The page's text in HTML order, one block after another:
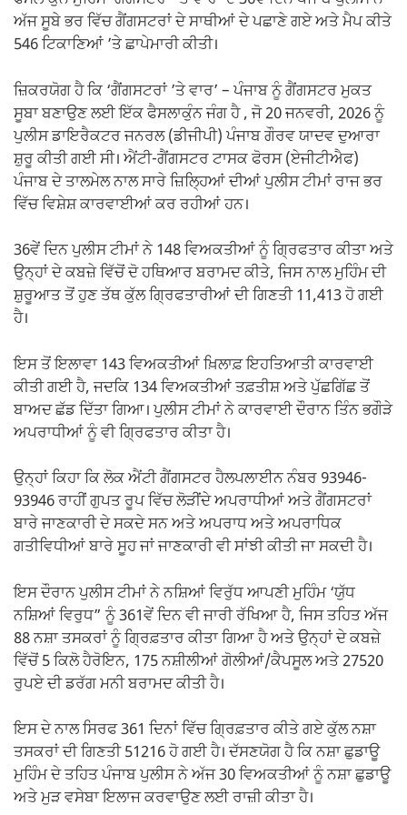
ਅੱਜ ਸੂਬੇ ਭਰ ਵਿੱਚ ਗੈਂਗਸਟਰਾਂ ਦੇ ਸਾਥੀਆਂ ਦੇ ਪਛਾਣੇ ਗਏ ਅਤੇ ਮੈਪ ਕੀਤੇ
546 ਟਿਕਾਣਿਆਂ ’ਤੇ ਛਾਪੇਮਾਰੀ ਕੀਤੀ।
ਜ਼ਿਕਰਯੋਗ ਹੈ ਕਿ ‘ਗੈਂਗਸਟਰਾਂ ’ਤੇ ਵਾਰ’ – ਪੰਜਾਬ ਨੂੰ ਗੈਂਗਸਟਰ ਮੁਕਤ
ਸੂਬਾ ਬਣਾਉਣ ਲਈ ਇੱਕ ਫੈਸਲਾਕੁੰਨ ਜੰਗ ਹੈ , ਜੋ 20 ਜਨਵਰੀ, 2026 ਨੂੰ
ਪੁਲੀਸ ਡਾਇਰੈਕਟਰ ਜਨਰਲ (ਡੀਜੀਪੀ) ਪੰਜਾਬ ਗੌਰਵ ਯਾਦਵ ਦੁਆਰਾ
ਸ਼ੁਰੂ ਕੀਤੀ ਗਈ ਸੀ। ਐਂਟੀ-ਗੈਂਗਸਟਰ ਟਾਸਕ ਫੋਰਸ (ਏਜੀਟੀਐਫ)
ਪੰਜਾਬ ਦੇ ਤਾਲਮੇਲ ਨਾਲ ਸਾਰੇ ਜ਼ਿਲਿ੍ਹਆਂ ਦੀਆਂ ਪੁਲੀਸ ਟੀਮਾਂ ਰਾਜ ਭਰ
ਵਿੱਚ ਵਿਸ਼ੇਸ਼ ਕਾਰਵਾਈਆਂ ਕਰ ਰਹੀਆਂ ਹਨ।
36ਵੇਂ ਦਿਨ ਪੁਲੀਸ ਟੀਮਾਂ ਨੇ 148 ਵਿਅਕਤੀਆਂ ਨੂੰ ਗ੍ਰਿਫਤਾਰ ਕੀਤਾ ਅਤੇ
ਉਨ੍ਹਾਂ ਦੇ ਕਬਜ਼ੇ ਵਿੱਚੋਂ ਦੋ ਹਥਿਆਰ ਬਰਾਮਦ ਕੀਤੇ, ਜਿਸ ਨਾਲ ਮੁਹਿੰਮ ਦੀ
ਸ਼ੁਰੂਆਤ ਤੋਂ ਹੁਣ ਤੱਥ ਕੁੱਲ ਗ੍ਰਿਫਤਾਰੀਆਂ ਦੀ ਗਿਣਤੀ 11,413 ਹੋ ਗਈ
ਹੈ।
ਇਸ ਤੋਂ ਇਲਾਵਾ 143 ਵਿਅਕਤੀਆਂ ਖ਼ਿਲਾਫ਼ ਇਹਤਿਆਤੀ ਕਾਰਵਾਈ
ਕੀਤੀ ਗਈ ਹੈ, ਜਦਕਿ 134 ਵਿਅਕਤੀਆਂ ਤਫ਼ਤੀਸ਼ ਅਤੇ ਪੁੱਛਗਿੱਛ ਤੋਂ
ਬਾਅਦ ਛੱਡ ਦਿੱਤਾ ਗਿਆ। ਪੁਲੀਸ ਟੀਮਾਂ ਨੇ ਕਾਰਵਾਈ ਦੌਰਾਨ ਤਿੰਨ ਭਗੌੜੇ
ਅਪਰਾਧੀਆਂ ਨੂੰ ਵੀ ਗ੍ਰਿਫਤਾਰ ਕੀਤਾ ਹੈ।
ਉਨ੍ਹਾਂ ਕਿਹਾ ਕਿ ਲੋਕ ਐਂਟੀ ਗੈਂਗਸਟਰ ਹੈਲਪਲਾਈਨ ਨੰਬਰ 93946-
93946 ਰਾਹੀਂ ਗੁਪਤ ਰੂਪ ਵਿੱਚ ਲੋੜੀਂਦੇ ਅਪਰਾਧੀਆਂ ਅਤੇ ਗੈਂਗਸਟਰਾਂ
ਬਾਰੇ ਜਾਣਕਾਰੀ ਦੇ ਸਕਦੇ ਸਨ ਅਤੇ ਅਪਰਾਧ ਅਤੇ ਅਪਰਾਧਿਕ
ਗਤੀਵਿਧੀਆਂ ਬਾਰੇ ਸੂਹ ਜਾਂ ਜਾਣਕਾਰੀ ਵੀ ਸਾਂਝੀ ਕੀਤੀ ਜਾ ਸਕਦੀ ਹੈ।
ਇਸ ਦੌਰਾਨ ਪੁਲੀਸ ਟੀਮਾਂ ਨੇ ਨਸ਼ਿਆਂ ਵਿਰੁੱਧ ਆਪਣੀ ਮੁਹਿੰਮ ‘ਯੁੱਧ
ਨਸ਼ਿਆਂ ਵਿਰੁਧ” ਨੂੰ 361ਵੇਂ ਦਿਨ ਵੀ ਜਾਰੀ ਰੱਖਿਆ ਹੈ, ਜਿਸ ਤਹਿਤ ਅੱਜ
88 ਨਸ਼ਾ ਤਸਕਰਾਂ ਨੂੰ ਗ੍ਰਿਫ਼ਤਾਰ ਕੀਤਾ ਗਿਆ ਹੈ ਅਤੇ ਉਨ੍ਹਾਂ ਦੇ ਕਬਜ਼ੇ
ਵਿੱਚੋਂ 5 ਕਿਲੋ ਹੈਰੋਇਨ, 175 ਨਸ਼ੀਲੀਆਂ ਗੋਲੀਆਂ/ਕੈਪਸੂਲ ਅਤੇ 27520
ਰੁਪਏ ਦੀ ਡਰੱਗ ਮਨੀ ਬਰਾਮਦ ਕੀਤੀ ਹੈ।
ਇਸ ਦੇ ਨਾਲ ਸਿਰਫ 361 ਦਿਨਾਂ ਵਿੱਚ ਗ੍ਰਿਫ਼ਤਾਰ ਕੀਤੇ ਗਏ ਕੁੱਲ ਨਸ਼ਾ
ਤਸਕਰਾਂ ਦੀ ਗਿਣਤੀ 51216 ਹੋ ਗਈ ਹੈ। ਦੱਸਣਯੋਗ ਹੈ ਕਿ ਨਸ਼ਾ ਛੁਡਾਊ
ਮੁਹਿੰਮ ਦੇ ਤਹਿਤ ਪੰਜਾਬ ਪੁਲੀਸ ਨੇ ਅੱਜ 30 ਵਿਅਕਤੀਆਂ ਨੂੰ ਨਸ਼ਾ ਛੁਡਾਊ
ਅਤੇ ਮੁੜ ਵਸੇਬਾ ਇਲਾਜ ਕਰਵਾਉਣ ਲਈ ਰਾਜ਼ੀ ਕੀਤਾ ਹੈ।